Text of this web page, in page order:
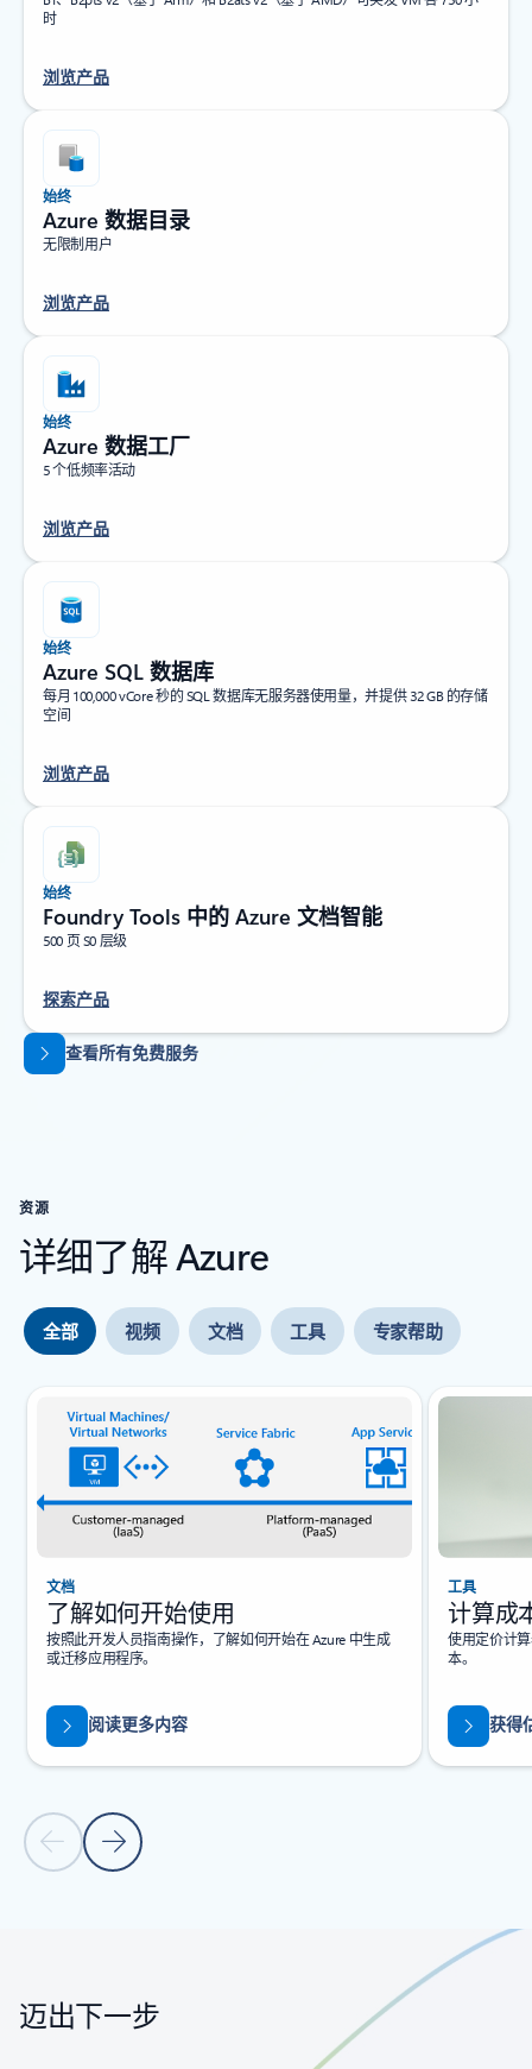
时
浏览产品
始终
Azure 数据目录
无限制用户
浏览产品
始终
Azure 数据工厂
5 个低频率活动
浏览产品
始终
Azure SQL 数据库
每月 100,000 vCore 秒的 SQL 数据库无服务器使用量，并提供 32 GB 的存储
空间
浏览产品
始终
Foundry Tools 中的 Azure 文档智能
500 页 S0 层级
探索产品
返回标签页查看所有免费服务
资源
详细了解 Azure
全部 视频 文档 工具 专家帮助
幻灯片 {0} {1} 指示器
上一张幻灯片下一张幻灯片
文档
了解如何开始使用
按照此开发人员指南操作，了解如何开始在 Azure 中生成
或迁移应用程序。
阅读更多内容
工具
计算成
使用定价计
本。
获得
迈出下一步